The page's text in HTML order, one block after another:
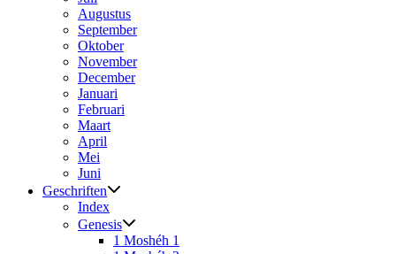
Augustus
September
Oktober
November
December
Januari
Februari
Maart
April
Mei
Juni
Geschriften
Index
Genesis
1 Moshéh 1